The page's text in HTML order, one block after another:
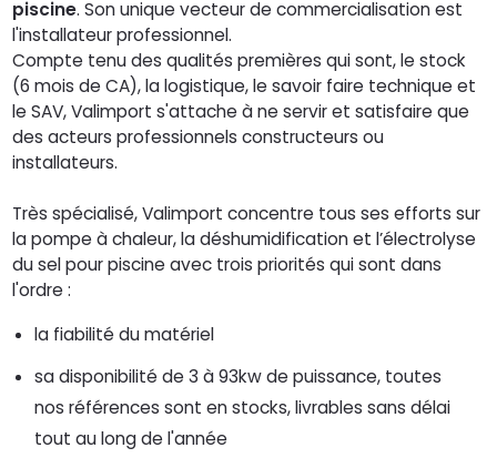
piscine. Son unique vecteur de commercialisation est
l'installateur professionnel.
Compte tenu des qualités premières qui sont, le stock
(6 mois de CA), la logistique, le savoir faire technique et
le SAV, Valimport s'attache à ne servir et satisfaire que
des acteurs professionnels constructeurs ou
installateurs.
Très spécialisé, Valimport concentre tous ses efforts sur
la pompe à chaleur, la déshumidification et l’électrolyse
du sel pour piscine avec trois priorités qui sont dans
l'ordre :
la fiabilité du matériel
sa disponibilité de 3 à 93kw de puissance, toutes
nos références sont en stocks, livrables sans délai
tout au long de l'année